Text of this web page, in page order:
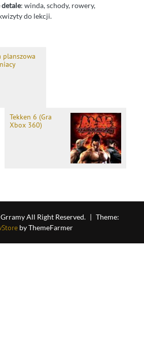
detale: winda, schody, rowery,
do lekcji.
planszowa
Tekken 6 (Gra
Xbox 360)
All Right Reserved. | Theme:
by ThemeFarmer